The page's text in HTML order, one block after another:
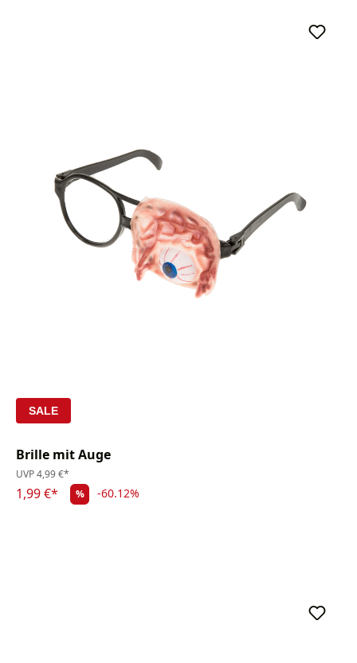
SALE
Brille mit Auge
UVP4,99 €*
1,99 €* % -60.12%